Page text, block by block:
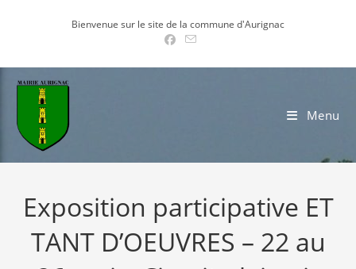
Bienvenue sur le site de la commune d'Aurignac
Menu
Exposition participative ET
TANT D’OEUVRES – 22 au